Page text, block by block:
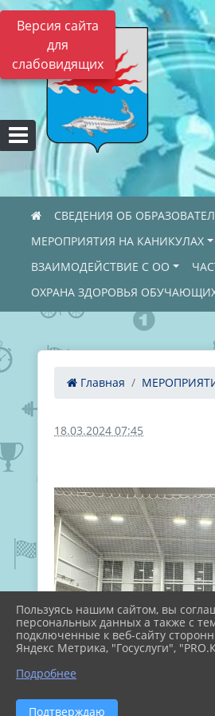
Версия сайта
для
слабовидящих
СВЕДЕНИЯ ОБ
МЕРОПРИЯТИЯ НА КАНИКУЛАХ
ВЗАИМОДЕЙСТВИЕ С ОО
ОХРАНА ЗДОРОВЬЯ
Главная
18.03.2024 07:45
Пользуясь нашим сайтом, вы
персональных данных а также с
подключенные к веб-сайту
Яндекс Метрика, "Госуслуги",
Подробнее
Подтверждаю